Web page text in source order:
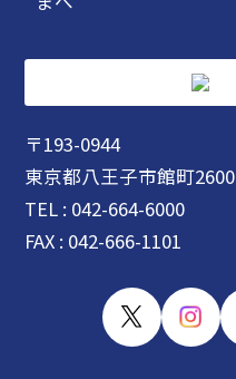
〒193-0944
東京都八王子市館町2600
TEL : 042-664-6000
FAX : 042-666-1101